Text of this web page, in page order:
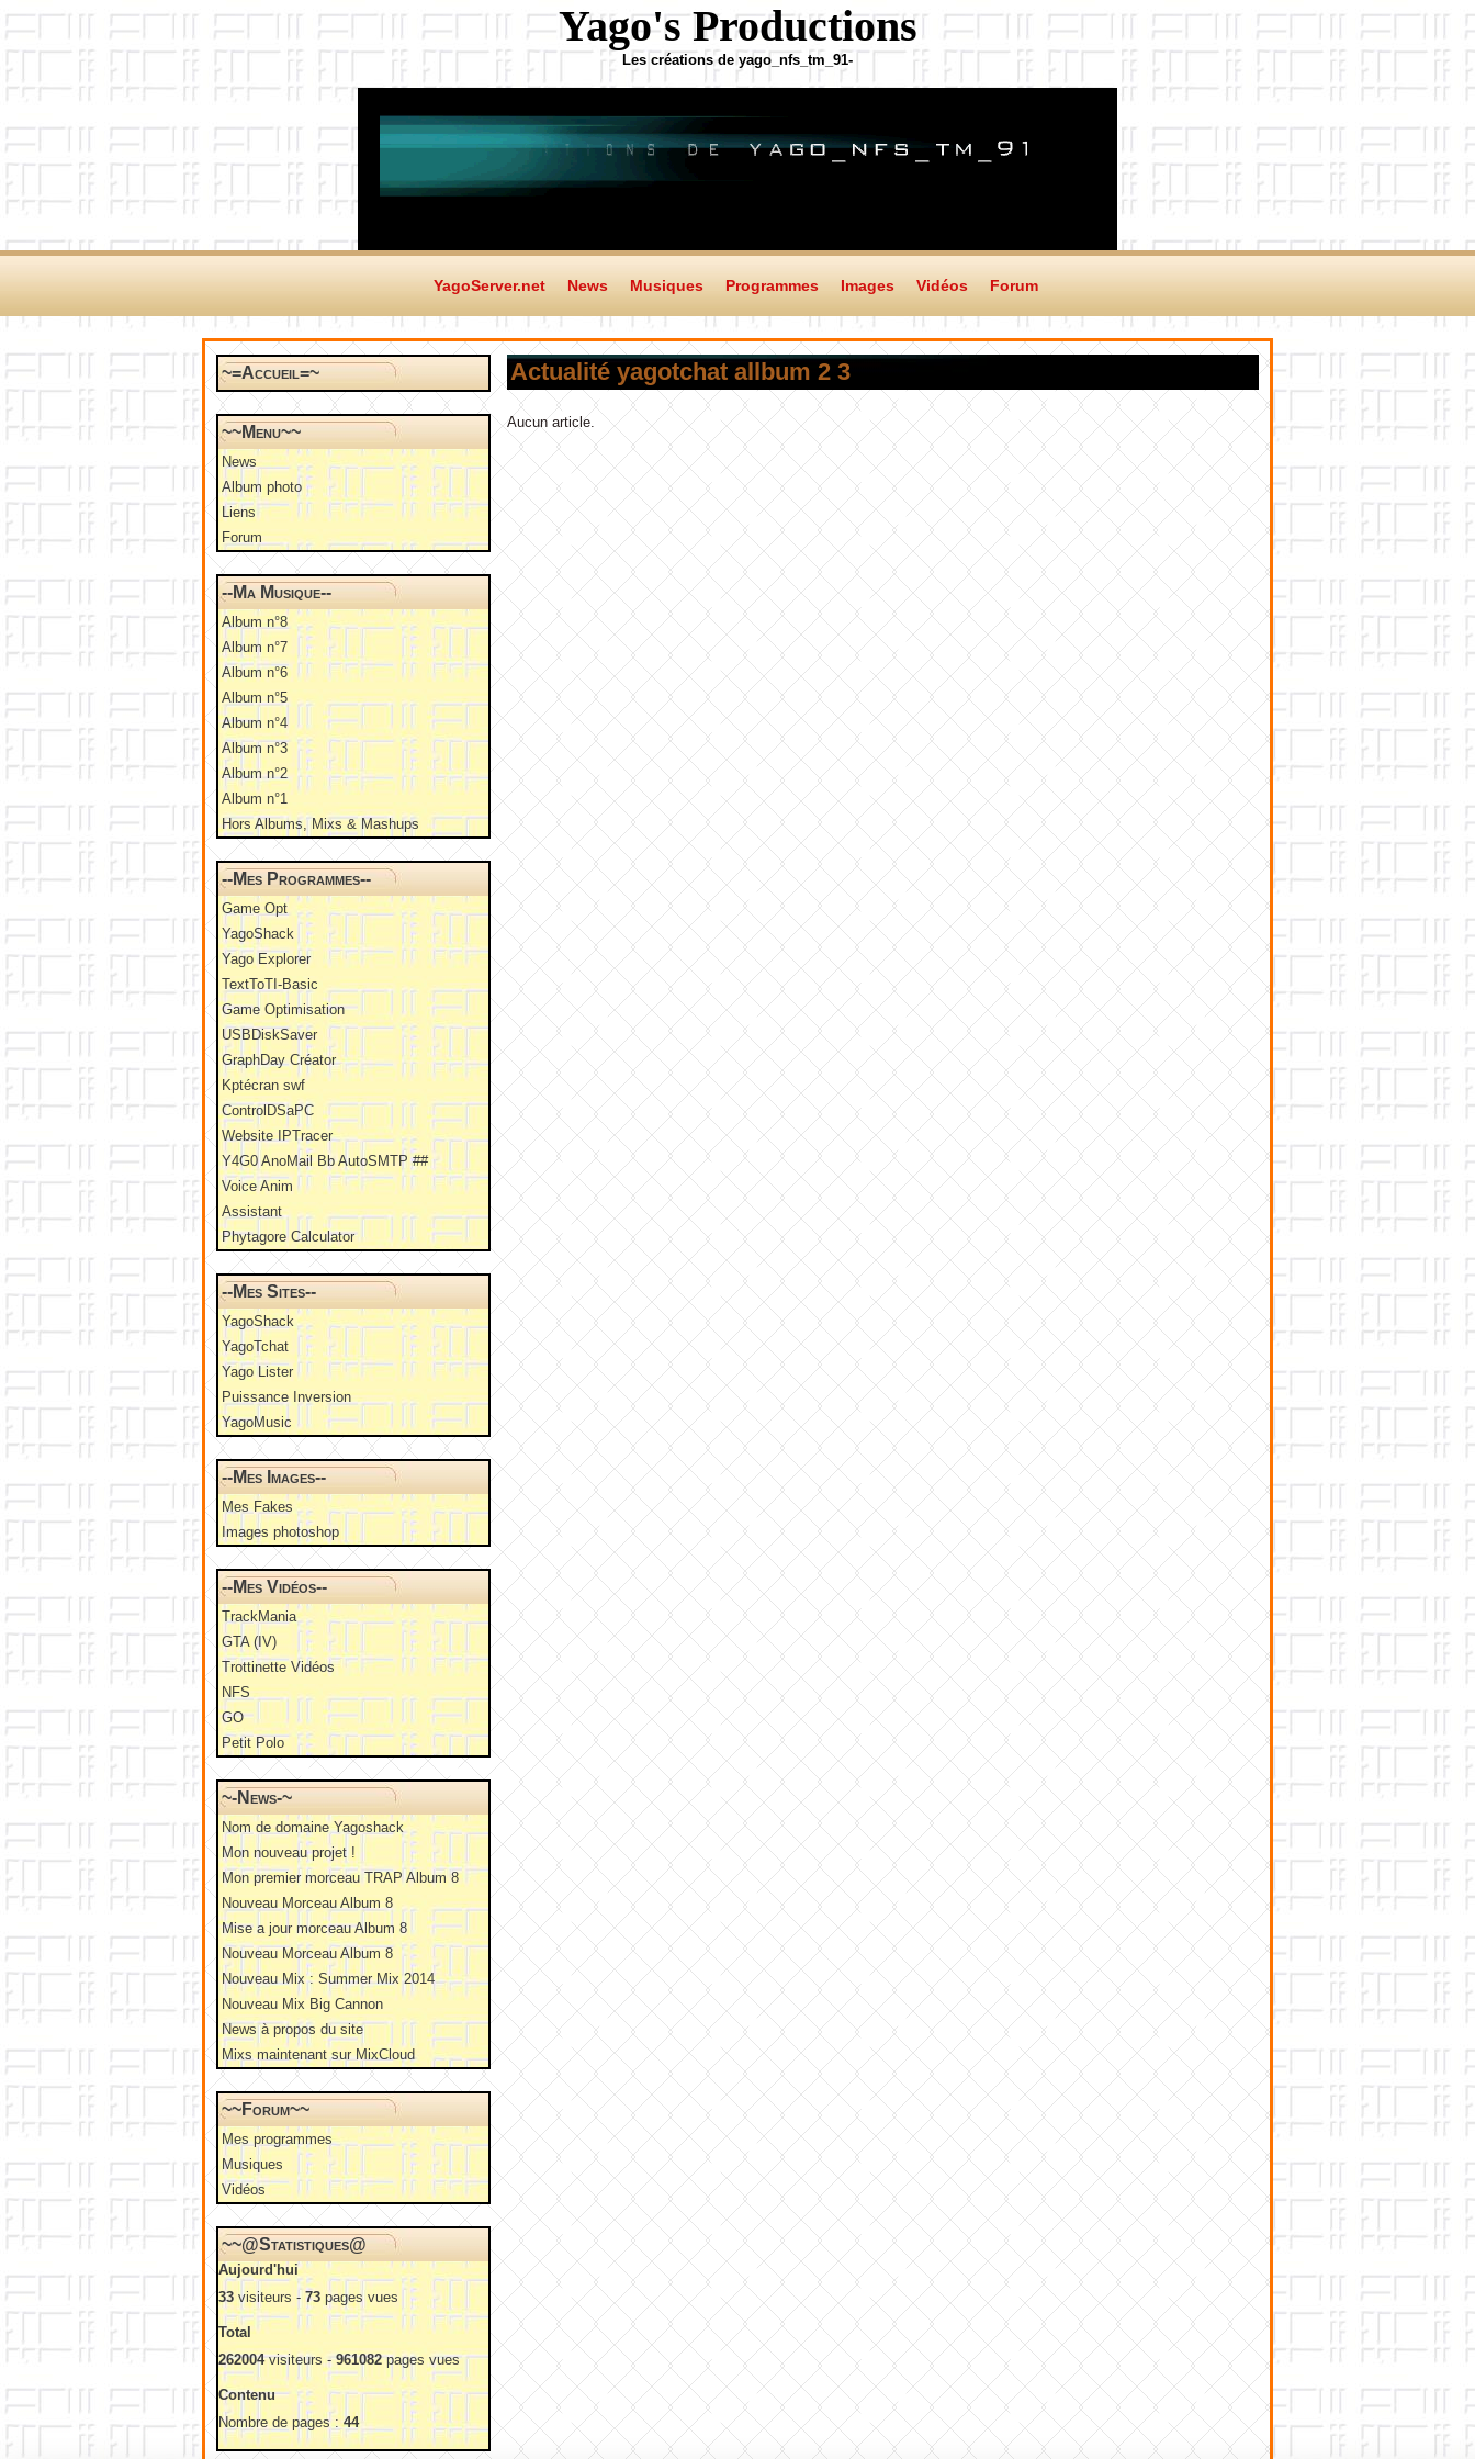
Yago's Productions
Les créations de yago_nfs_tm_91-
YagoServer.net News Musiques Programmes Images Vidéos Forum
~=Accueil=~
~~Menu~~
News
Album photo
Liens
Forum
--Ma Musique--
Album n°8
Album n°7
Album n°6
Album n°5
Album n°4
Album n°3
Album n°2
Album n°1
Hors Albums, Mixs & Mashups
--Mes Programmes--
Game Opt
YagoShack
Yago Explorer
TextToTI-Basic
Game Optimisation
USBDiskSaver
GraphDay Créator
Kptécran swf
ControlDSaPC
Website IPTracer
Y4G0 AnoMail Bb AutoSMTP ##
Voice Anim
Assistant
Phytagore Calculator
--Mes Sites--
YagoShack
YagoTchat
Yago Lister
Puissance Inversion
YagoMusic
--Mes Images--
Mes Fakes
Images photoshop
--Mes Vidéos--
TrackMania
GTA (IV)
Trottinette Vidéos
NFS
GO
Petit Polo
~-News-~
Nom de domaine Yagoshack
Mon nouveau projet !
Mon premier morceau TRAP Album 8
Nouveau Morceau Album 8
Mise a jour morceau Album 8
Nouveau Morceau Album 8
Nouveau Mix : Summer Mix 2014
Nouveau Mix Big Cannon
News à propos du site
Mixs maintenant sur MixCloud
~~Forum~~
Mes programmes
Musiques
Vidéos
~~@Statistiques@
Aujourd'hui
33 visiteurs - 73 pages vues
Total
262004visiteurs -961082pages vues
Contenu
Nombre de pages :44
Actualité yagotchat allbum 2 3
Aucun article.